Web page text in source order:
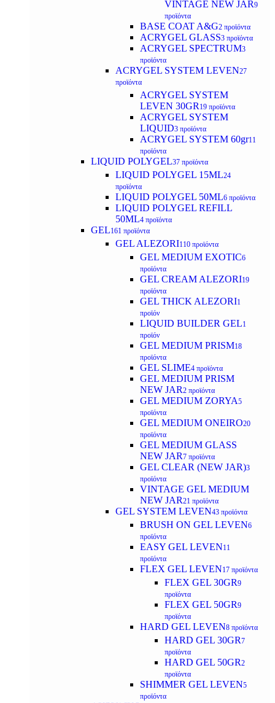
VINTAGE NEW JAR9
προϊόντα
BASE COAT A&G2 προϊόντα
ACRYGEL GLASS3 προϊόντα
ACRYGEL SPECTRUM3
προϊόντα
ACRYGEL SYSTEM LEVEN27
προϊόντα
ACRYGEL SYSTEM
LEVEN 30GR 19 προϊόντα
ACRYGEL SYSTEM
LIQUID3 προϊόντα
ACRYGEL SYSTEM 60gr11
προϊόντα
LIQUID POLYGEL37 προϊόντα
LIQUID POLYGEL 15ML24
προϊόντα
LIQUID POLYGEL 50ML6 προϊόντα
LIQUID POLYGEL REFILL
50ML4 προϊόντα
GEL161 προϊόντα
GEL ALEZORI110 προϊόντα
GEL MEDIUM EXOTIC6
προϊόντα
GEL CREAM ALEZORI19
προϊόντα
GEL THICK ALEZORI1
προϊόν
LIQUID BUILDER GEL1
προϊόν
GEL MEDIUM PRISM18
προϊόντα
GEL SLIME4 προϊόντα
GEL MEDIUM PRISM
NEW JAR2 προϊόντα
GEL MEDIUM ZORYA5
προϊόντα
GEL MEDIUM ONEIRO20
προϊόντα
GEL MEDIUM GLASS
NEW JAR7 προϊόντα
GEL CLEAR (NEW JAR)3
προϊόντα
VINTAGE GEL MEDIUM
NEW JAR21 προϊόντα
GEL SYSTEM LEVEN43 προϊόντα
BRUSH ON GEL LEVEN6
προϊόντα
EASY GEL LEVEN11
προϊόντα
FLEX GEL LEVEN17 προϊόντα
FLEX GEL 30GR9
προϊόντα
FLEX GEL 50GR9
προϊόντα
HARD GEL LEVEN8 προϊόντα
HARD GEL 30GR7
προϊόντα
HARD GEL 50GR2
προϊόντα
SHIMMER GEL LEVEN5
προϊόντα